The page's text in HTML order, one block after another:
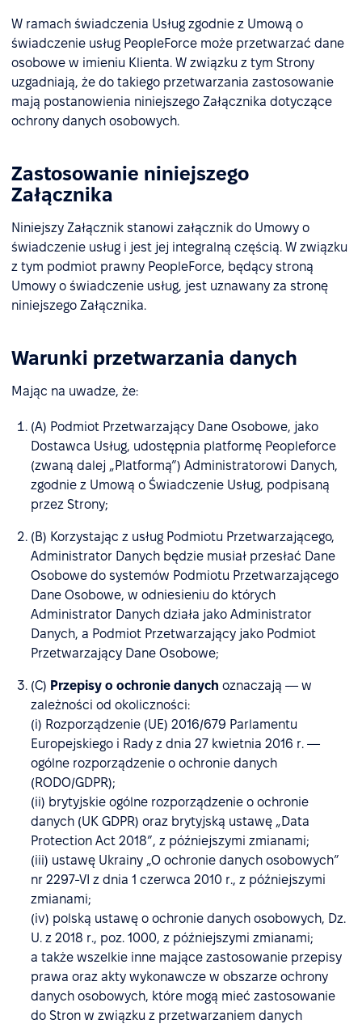
W ramach świadczenia Usług zgodnie z Umową o
świadczenie usług PeopleForce może przetwarzać dane
osobowe w imieniu Klienta. W związku z tym Strony
uzgadniają, że do takiego przetwarzania zastosowanie
mają postanowienia niniejszego Załącznika dotyczące
ochrony danych osobowych.
Zastosowanie niniejszego
Załącznika
Niniejszy Załącznik stanowi załącznik do Umowy o
świadczenie usług i jest jej integralną częścią. W związku
z tym podmiot prawny PeopleForce, będący stroną
Umowy o świadczenie usług, jest uznawany za stronę
niniejszego Załącznika.
Warunki przetwarzania danych
Mając na uwadze, że:
(A) Podmiot Przetwarzający Dane Osobowe, jako
Dostawca Usług, udostępnia platformę Peopleforce
(zwaną dalej „Platformą”) Administratorowi Danych,
zgodnie z Umową o Świadczenie Usług, podpisaną
przez Strony;
(B) Korzystając z usług Podmiotu Przetwarzającego,
Administrator Danych będzie musiał przesłać Dane
Osobowe do systemów Podmiotu Przetwarzającego
Dane Osobowe, w odniesieniu do których
Administrator Danych działa jako Administrator
Danych, a Podmiot Przetwarzający jako Podmiot
Przetwarzający Dane Osobowe;
(C) Przepisy o ochronie danych oznaczają — w
zależności od okoliczności:
(i) Rozporządzenie (UE) 2016/679 Parlamentu
Europejskiego i Rady z dnia 27 kwietnia 2016 r. —
ogólne rozporządzenie o ochronie danych
(RODO/GDPR);
(ii) brytyjskie ogólne rozporządzenie o ochronie
danych (UK GDPR) oraz brytyjską ustawę „Data
Protection Act 2018”, z późniejszymi zmianami;
(iii) ustawę Ukrainy „O ochronie danych osobowych”
nr 2297-VI z dnia 1 czerwca 2010 r., z późniejszymi
zmianami;
(iv) polską ustawę o ochronie danych osobowych, Dz.
U. z 2018 r., poz. 1000, z późniejszymi zmianami;
a także wszelkie inne mające zastosowanie przepisy
prawa oraz akty wykonawcze w obszarze ochrony
danych osobowych, które mogą mieć zastosowanie
do Stron w związku z przetwarzaniem danych